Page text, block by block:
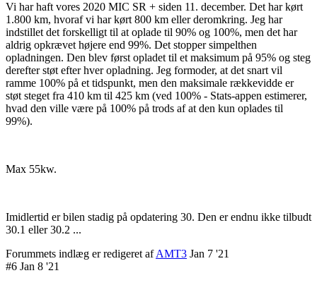
Vi har haft vores 2020 MIC SR + siden 11. december. Det har kørt
1.800 km, hvoraf vi har kørt 800 km eller deromkring. Jeg har
indstillet det forskelligt til at oplade til 90% og 100%, men det har
aldrig opkrævet højere end 99%. Det stopper simpelthen
opladningen. Den blev først opladet til et maksimum på 95% og steg
derefter støt efter hver opladning. Jeg formoder, at det snart vil
ramme 100% på et tidspunkt, men den maksimale rækkevidde er
støt steget fra 410 km til 425 km (ved 100% - Stats-appen estimerer,
hvad den ville være på 100% på trods af at den kun oplades til
99%).
Max 55kw.
Imidlertid er bilen stadig på opdatering 30. Den er endnu ikke tilbudt
30.1 eller 30.2 ...
Forummets indlæg er redigeret afAMT3 Jan 7 '21
#6 Jan 8 '21